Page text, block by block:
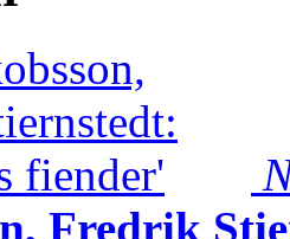
Fredrik